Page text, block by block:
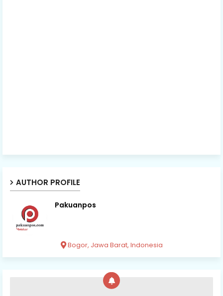
AUTHOR PROFILE
Pakuanpos
Bogor, Jawa Barat, Indonesia